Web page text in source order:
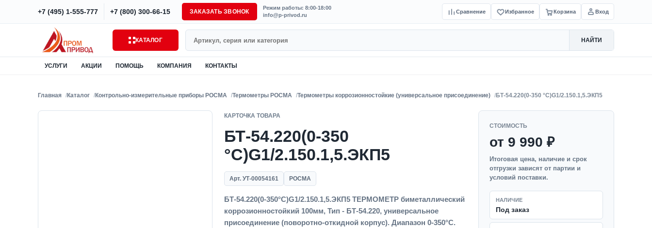
+7 (495) 1-555-777 +7 (800) 300-66-15 ЗАКАЗАТЬ ЗВОНОК
Режим работы: 8:00-18:00
info@p-privod.ru
Сравнение Избранное Корзина Вход
КАТАЛОГ НАЙТИ
УСЛУГИ АКЦИИ ПОМОЩЬ КОМПАНИЯ КОНТАКТЫ
Главная Каталог Контрольно-измерительные приборы РОСМА Термометры РОСМА Термометры коррозионностойкие (универсальное присоединение) БТ-54.220(0-350 °C)G1/2.150.1,5.ЭКП5
КАРТОЧКА ТОВАРА
БТ-54.220(0-350
°C)G1/2.150.1,5.ЭКП5
Арт. УТ-00054161 РОСМА
БТ-54.220(0-350°С)G1/2.150.1,5.ЭКП5 ТЕРМОМЕТР биметаллический
коррозионностойкий 100мм, Тип - БТ-54.220, универсальное
присоединение (поворотно-откидной корпус). Диапазон 0-350°С.
СТОИМОСТЬ
от 9 990 ₽
Итоговая цена, наличие и срок
отгрузки зависят от партии и
условий поставки.
НАЛИЧИЕ
Под заказ